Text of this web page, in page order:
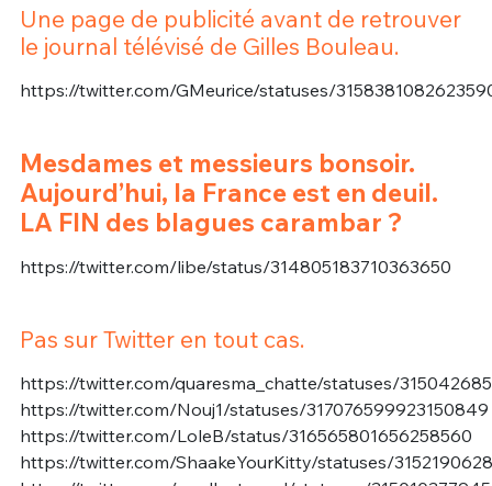
Une page de publicité avant de retrouver
le journal télévisé de Gilles Bouleau.
https://twitter.com/GMeurice/statuses/
Mesdames et messieurs bonsoir.
Aujourd’hui, la France est en deuil.
LA FIN des blagues carambar ?
https://twitter.com/libe/status/314805183710363650
Pas sur Twitter en tout cas.
https://twitter.com/quaresma_chatte/statuses/
https://twitter.com/Nouj1/statuses/317076599923150849
https://twitter.com/LoleB/status/316565801656258560
https://twitter.com/ShaakeYourKitty/statuses/